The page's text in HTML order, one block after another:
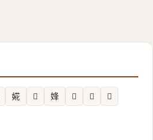
婲 𲛩 㛔 𪦍 𡤡
𡚲